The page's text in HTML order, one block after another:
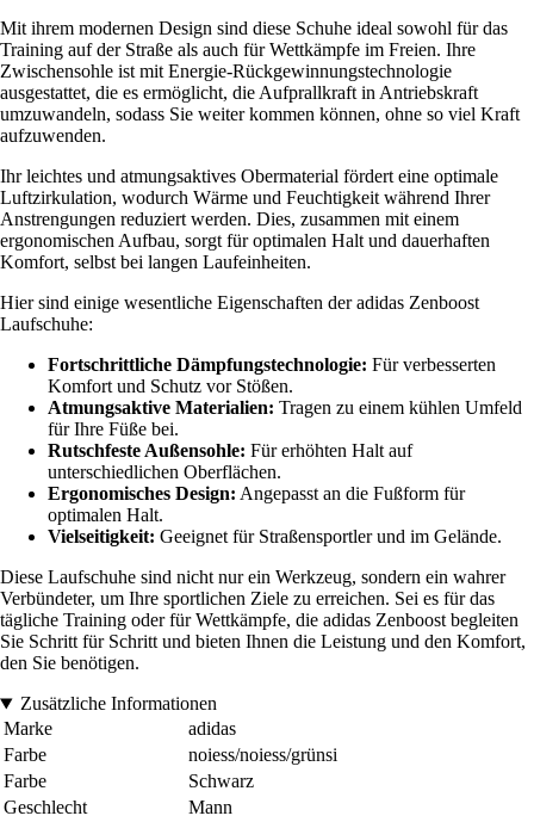
Mit ihrem modernen Design sind diese Schuhe ideal sowohl für das
Training auf der Straße als auch für Wettkämpfe im Freien. Ihre
Zwischensohle ist mit Energie-Rückgewinnungstechnologie
ausgestattet, die es ermöglicht, die Aufprallkraft in Antriebskraft
umzuwandeln, sodass Sie weiter kommen können, ohne so viel Kraft
aufzuwenden.
Ihr leichtes und atmungsaktives Obermaterial fördert eine optimale
Luftzirkulation, wodurch Wärme und Feuchtigkeit während Ihrer
Anstrengungen reduziert werden. Dies, zusammen mit einem
ergonomischen Aufbau, sorgt für optimalen Halt und dauerhaften
Komfort, selbst bei langen Laufeinheiten.
Hier sind einige wesentliche Eigenschaften der adidas Zenboost
Laufschuhe:
Fortschrittliche Dämpfungstechnologie: Für verbesserten
Komfort und Schutz vor Stößen.
Atmungsaktive Materialien: Tragen zu einem kühlen Umfeld
für Ihre Füße bei.
Rutschfeste Außensohle: Für erhöhten Halt auf
unterschiedlichen Oberflächen.
Ergonomisches Design: Angepasst an die Fußform für
optimalen Halt.
Vielseitigkeit: Geeignet für Straßensportler und im Gelände.
Diese Laufschuhe sind nicht nur ein Werkzeug, sondern ein wahrer
Verbündeter, um Ihre sportlichen Ziele zu erreichen. Sei es für das
tägliche Training oder für Wettkämpfe, die adidas Zenboost begleiten
Sie Schritt für Schritt und bieten Ihnen die Leistung und den Komfort,
den Sie benötigen.
Zusätzliche Informationen
Marke
adidas
Farbe
noiess/noiess/grünsi
Farbe
Schwarz
Geschlecht
Mann